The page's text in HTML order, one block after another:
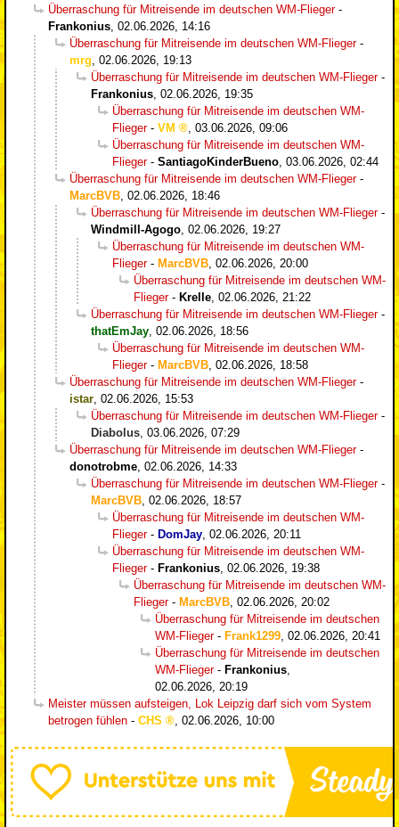
Überraschung für Mitreisende im deutschen WM-Flieger-
Frankonius 02.06.2026, 14:16
Überraschung für Mitreisende im deutschen WM-Flieger-
mrg 02.06.2026, 19:13
Überraschung für Mitreisende im deutschen WM-Flieger-
Frankonius 02.06.2026, 19:35
Überraschung für Mitreisende im deutschen WM-
Flieger- VM
03.06.2026, 09:06
Überraschung für Mitreisende im deutschen WM-
Flieger- SantiagoKinderBueno 03.06.2026, 02:44
Überraschung für Mitreisende im deutschen WM-Flieger-
MarcBVB 02.06.2026, 18:46
Überraschung für Mitreisende im deutschen WM-Flieger-
Windmill-Agogo 02.06.2026, 19:27
Überraschung für Mitreisende im deutschen WM-
Flieger- MarcBVB 02.06.2026, 20:00
Überraschung für Mitreisende im deutschen WM-
Flieger- Krelle 02.06.2026, 21:22
Überraschung für Mitreisende im deutschen WM-Flieger-
thatEmJay 02.06.2026, 18:56
Überraschung für Mitreisende im deutschen WM-
Flieger- MarcBVB 02.06.2026, 18:58
Überraschung für Mitreisende im deutschen WM-Flieger-
istar 02.06.2026, 15:53
Überraschung für Mitreisende im deutschen WM-Flieger-
Diabolus 03.06.2026, 07:29
Überraschung für Mitreisende im deutschen WM-Flieger-
donotrobme 02.06.2026, 14:33
Überraschung für Mitreisende im deutschen WM-Flieger-
MarcBVB 02.06.2026, 18:57
Überraschung für Mitreisende im deutschen WM-
Flieger- DomJay 02.06.2026, 20:11
Überraschung für Mitreisende im deutschen WM-
Flieger- Frankonius 02.06.2026, 19:38
Überraschung für Mitreisende im deutschen WM-
Flieger- MarcBVB 02.06.2026, 20:02
Überraschung für Mitreisende im deutschen
WM-Flieger- Frank1299 02.06.2026, 20:41
Überraschung für Mitreisende im deutschen
WM-Flieger- Frankonius
02.06.2026, 20:19
Meister müssen aufsteigen, Lok Leipzig darf sich vom System
betrogen fühlen - CHS 02.06.2026, 10:00